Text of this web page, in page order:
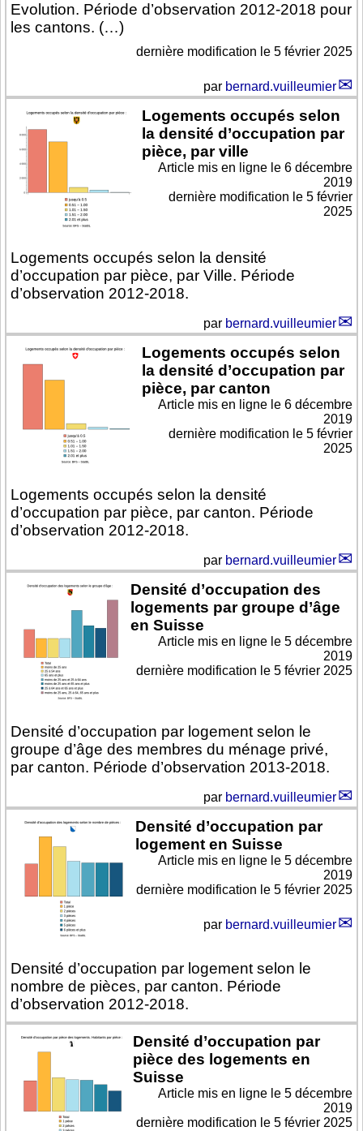
Evolution. Période d’observation 2012-2018 pour
les cantons. (…)
dernière modification le 5 février 2025
par bernard.vuilleumier
Logements occupés selon
la densité d’occupation par
pièce, par ville
Logements occupés selon la densité
d’occupation par pièce, par Ville. Période
d’observation 2012-2018.
Article mis en ligne le 6 décembre
2019
dernière modification le 5 février
2025
par bernard.vuilleumier
Logements occupés selon
la densité d’occupation par
pièce, par canton
Logements occupés selon la densité
d’occupation par pièce, par canton. Période
d’observation 2012-2018.
Article mis en ligne le 6 décembre
2019
dernière modification le 5 février
2025
par bernard.vuilleumier
Densité d’occupation des
logements par groupe d’âge
en Suisse
Densité d’occupation par logement selon le
groupe d’âge des membres du ménage privé,
par canton. Période d’observation 2013-2018.
Article mis en ligne le 5 décembre
2019
dernière modification le 5 février 2025
par bernard.vuilleumier
Densité d’occupation par
logement en Suisse
Densité d’occupation par logement selon le
nombre de pièces, par canton. Période
d’observation 2012-2018.
Article mis en ligne le 5 décembre
2019
dernière modification le 5 février 2025
par bernard.vuilleumier
Densité d’occupation par
pièce des logements en
Suisse
Article mis en ligne le 5 décembre
2019
dernière modification le 5 février 2025